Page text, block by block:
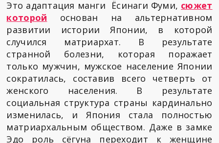
Это адаптация манги Ёсинаги Фуми, сюжет
которой основан на альтернативном
развитии истории Японии, в которой
случился матриархат. В результате
странной болезни, которая поражает
только мужчин, мужское население Японии
сократилась, составив всего четверть от
женского населения. В результате
социальная структура страны кардинально
изменилась, и Япония стала полностью
матриархальным обществом. Даже в замке
Эдо роль сёгуна переходит к женщине